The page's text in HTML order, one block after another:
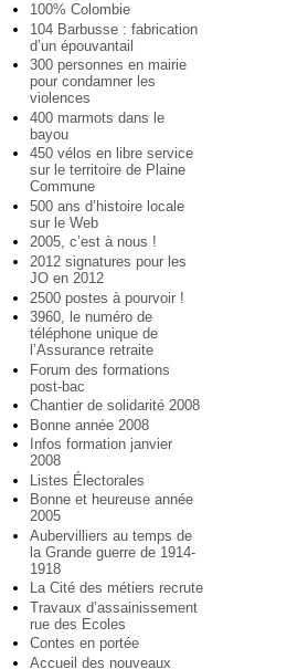
100% Colombie
104 Barbusse : fabrication
d’un épouvantail
300 personnes en mairie
pour condamner les
violences
400 marmots dans le
bayou
450 vélos en libre service
sur le territoire de Plaine
Commune
500 ans d’histoire locale
sur le Web
2005, c’est à nous !
2012 signatures pour les
JO en 2012
2500 postes à pourvoir !
3960, le numéro de
téléphone unique de
l’Assurance retraite
Forum des formations
post-bac
Chantier de solidarité 2008
Bonne année 2008
Infos formation janvier
2008
Listes Électorales
Bonne et heureuse année
2005
Aubervilliers au temps de
la Grande guerre de 1914-
1918
La Cité des métiers recrute
Travaux d’assainissement
rue des Ecoles
Contes en portée
Accueil des nouveaux